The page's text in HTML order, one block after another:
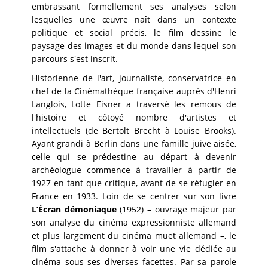
embrassant formellement ses analyses selon
lesquelles une œuvre naît dans un contexte
politique et social précis, le film dessine le
paysage des images et du monde dans lequel son
parcours s'est inscrit.
Historienne de l'art, journaliste, conservatrice en
chef de la Cinémathèque française auprès d'Henri
Langlois, Lotte Eisner a traversé les remous de
l'histoire et côtoyé nombre d'artistes et
intellectuels (de Bertolt Brecht à Louise Brooks).
Ayant grandi à Berlin dans une famille juive aisée,
celle qui se prédestine au départ à devenir
archéologue commence à travailler à partir de
1927 en tant que critique, avant de se réfugier en
France en 1933. Loin de se centrer sur son livre
L’Écran démoniaque(1952) – ouvrage majeur par
son analyse du cinéma expressionniste allemand
et plus largement du cinéma muet allemand –, le
film s'attache à donner à voir une vie dédiée au
cinéma sous ses diverses facettes. Par sa parole